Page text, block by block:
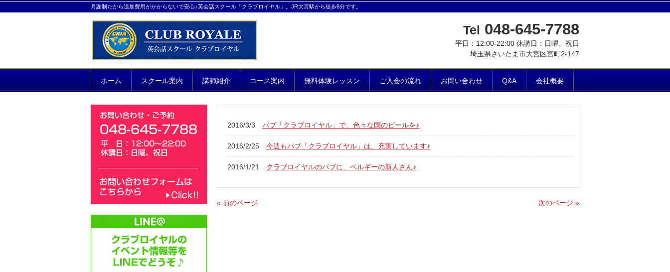
月謝制だから追加費用がかからないで安心♪英会話スクール「クラブロイヤル」。JR大宮駅から徒歩8分です。
Tel 048-645-7788
平日：12:00-22:00 休講日：日曜、祝日
埼玉県さいたま市大宮区宮町2-147
ホーム スクール案内 講師紹介 コース案内 無料体験レッスン ご入会の流れ お問い合わせ Q&A 会社概要
2016/3/3 パブ「クラブロイヤル」で、色々な国のビールを♪
2016/2/25 今週もパブ「クラブロイヤル」は、充実しています♪
2016/1/21 クラブロイヤルのパブに、ベルギーの新人さん♪
« 前のページ 次のページ »